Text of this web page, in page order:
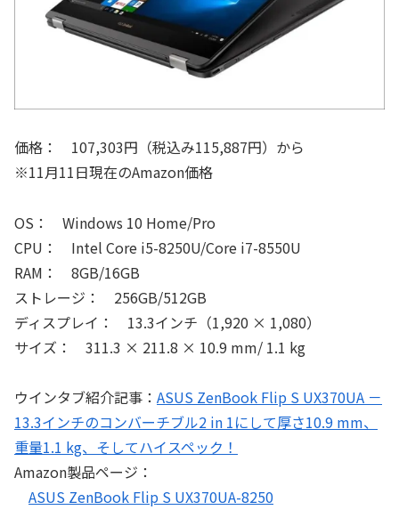
価格： 107,303円（税込み115,887円）から
※11月11日現在のAmazon価格
OS： Windows 10 Home/Pro
CPU： Intel Core i5-8250U/Core i7-8550U
RAM： 8GB/16GB
ストレージ： 256GB/512GB
ディスプレイ： 13.3インチ（1,920 × 1,080）
サイズ： 311.3 × 211.8 × 10.9 mm/ 1.1 kg
ウインタブ紹介記事： ASUS ZenBook Flip S UX370UA －
13.3インチのコンバーチブル2 in 1にして厚さ10.9 mm、
重量1.1 kg、そしてハイスペック！
Amazon製品ページ：
ASUS ZenBook Flip S UX370UA-8250